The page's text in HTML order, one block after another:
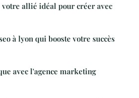
votre allié idéal pour créer avec
à lyon qui booste votre succès
avec l'agence marketing